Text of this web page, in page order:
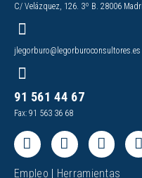
C/ Velázquez, 126. 3º B. 28006
jlegorburo@legorburoconsultores.es
91 561 44 67
Fax: 91 563 36 68
Empleo | Herramientas